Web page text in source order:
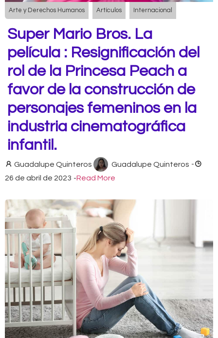
Arte y Derechos Humanos Artículos Internacional
Super Mario Bros. La
película : Resignificación del
rol de la Princesa Peach a
favor de la construcción de
personajes femeninos en la
industria cinematográfica
infantil.
Guadalupe Quinteros Guadalupe Quinteros -
26 de abril de 2023 -Read More